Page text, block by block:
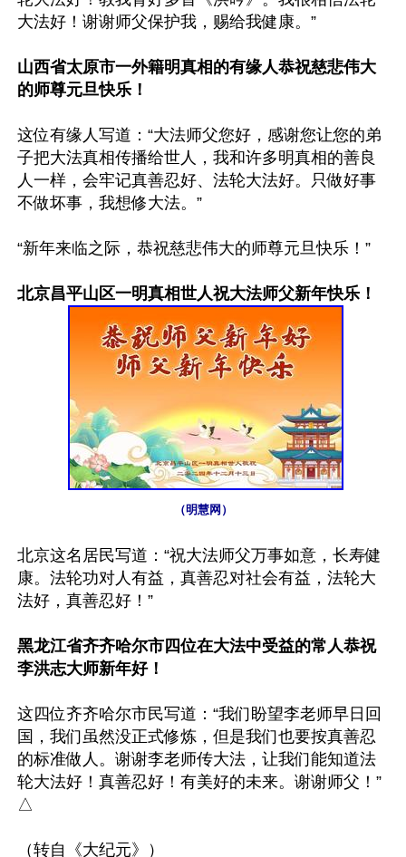
大法好！谢谢师父保护我，赐给我健康。”
山西省太原市一外籍明真相的有缘人恭祝慈悲伟大
的师尊元旦快乐！
这位有缘人写道：“大法师父您好，感谢您让您的弟
子把大法真相传播给世人，我和许多明真相的善良
人一样，会牢记真善忍好、法轮大法好。只做好事
不做坏事，我想修大法。”
“新年来临之际，恭祝慈悲伟大的师尊元旦快乐！”
北京昌平山区一明真相世人祝大法师父新年快乐！
（明慧网）
北京这名居民写道：“祝大法师父万事如意，长寿健
康。法轮功对人有益，真善忍对社会有益，法轮大
法好，真善忍好！”
黑龙江省齐齐哈尔市四位在大法中受益的常人恭祝
李洪志大师新年好！
这四位齐齐哈尔市民写道：“我们盼望李老师早日回
国，我们虽然没正式修炼，但是我们也要按真善忍
的标准做人。谢谢李老师传大法，让我们能知道法
轮大法好！真善忍好！有美好的未来。谢谢师父！”
△